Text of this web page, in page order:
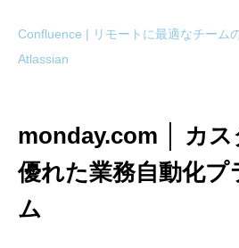
Confluence | リモートに最適なチーム
Atlassian
monday.com │ カス
優れた業務自動化プ
ム